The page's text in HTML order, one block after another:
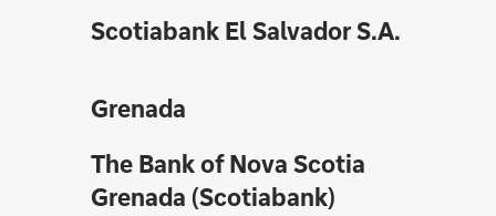
Scotiabank El Salvador S.A.
Grenada
The Bank of Nova Scotia
Grenada (Scotiabank)